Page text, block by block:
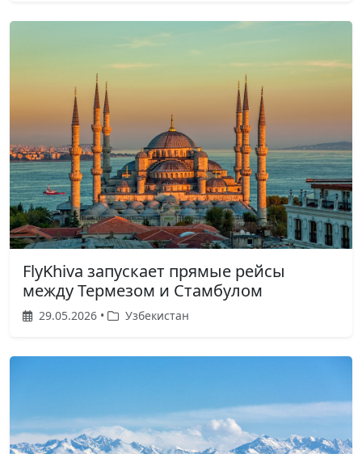
FlyKhiva запускает прямые рейсы
между Термезом и Стамбулом
29.05.2026 • Узбекистан